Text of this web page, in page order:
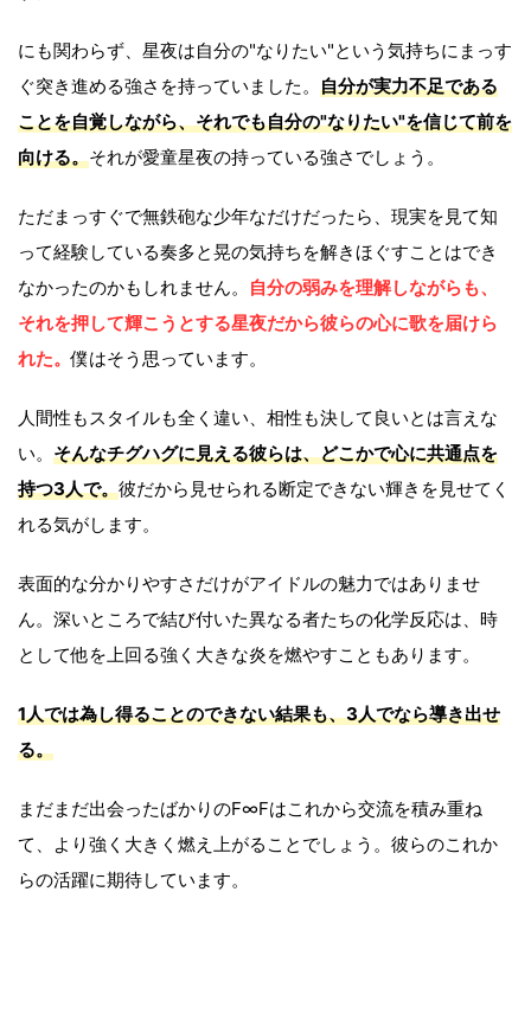
にも関わらず、星夜は自分の"なりたい"という気持ちにまっす
ぐ突き進める強さを持っていました。 自分が実力不足である
ことを自覚しながら、それでも自分の"なりたい"を信じて前を
向ける。それが愛童星夜の持っている強さでしょう。
ただまっすぐで無鉄砲な少年なだけだったら、現実を見て知
って経験している奏多と晃の気持ちを解きほぐすことはでき
なかったのかもしれません。
自分の弱みを理解しながらも、
それを押して輝こうとする星夜だから彼らの心に歌を届けら
れた。僕はそう思っています。
人間性もスタイルも全く違い、相性も決して良いとは言えな
い。 そんなチグハグに見える彼らは、どこかで心に共通点を
持つ3人で。彼だから見せられる断定できない輝きを見せてく
れる気がします。
表面的な分かりやすさだけがアイドルの魅力ではありませ
ん。深いところで結び付いた異なる者たちの化学反応は、時
として他を上回る強く大きな炎を燃やすこともあります。
1人では為し得ることのできない結果も、3人でなら導き出せ
る。
まだまだ出会ったばかりのF∞Fはこれから交流を積み重ね
て、より強く大きく燃え上がることでしょう。彼らのこれか
らの活躍に期待しています。